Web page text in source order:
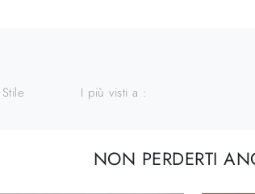
Stile I più visti a :
NON PERDERTI